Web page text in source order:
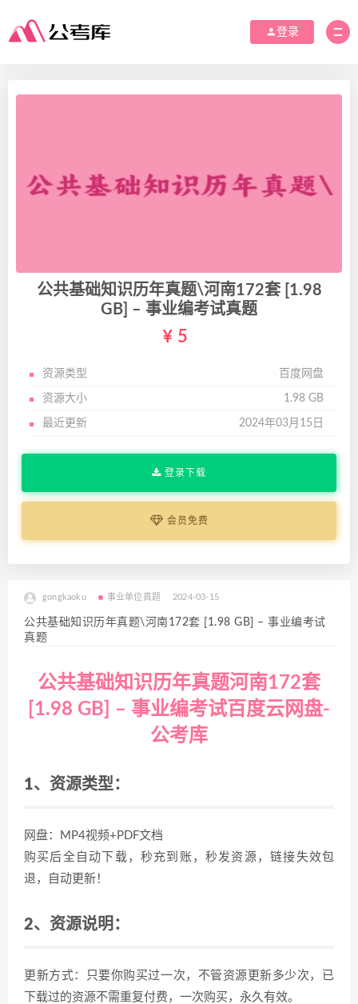
登录
公共基础知识历年真题\河南172套 [1.98
GB] – 事业编考试真题
5
资源类型 百度网盘
资源大小 1.98 GB
最近更新 2024年03月15日
登录下载
会员免费
gongkaoku 事业单位真题 2024-03-15
公共基础知识历年真题\河南172套 [1.98 GB] – 事业编考试
真题
公共基础知识历年真题河南172套
[1.98 GB] – 事业编考试百度云网盘-
公考库
1、资源类型：
网盘：MP4视频+PDF文档
购买后全自动下载，秒充到账，秒发资源，链接失效包
退，自动更新！
2、资源说明：
更新方式：只要你购买过一次，不管资源更新多少次，已
下载过的资源不需重复付费，一次购买，永久有效。